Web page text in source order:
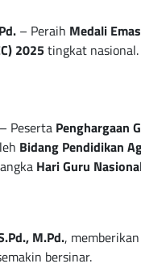
– Peraih Medali Emas
2025tingkat nasional.
– Peserta Penghargaan
Bidang Pendidikan
Hari Guru
M.Pd.,
bersinar.